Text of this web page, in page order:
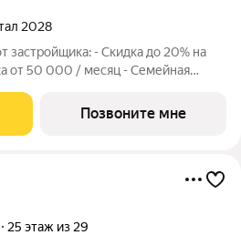
2028
застройщика: - Скидка до 20% на
- Семейная
квартале Вэйвер от
Люди,
Позвоните мне
25 этаж из 29